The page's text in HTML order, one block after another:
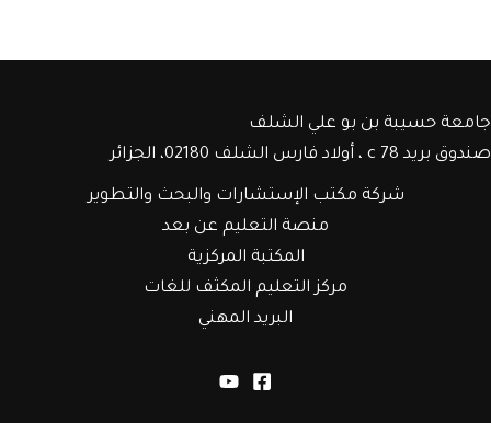
جامعة حسيبة بن بو علي الشلف
صندوق بريد c 78 ، أولاد فارس الشلف 02180، الجزائر
شركة مكتب الإستشارات والبحث والتطوير
منصة التعليم عن بعد
المكتبة المركزية
مركز التعليم المكثف للغات
البريد المهني